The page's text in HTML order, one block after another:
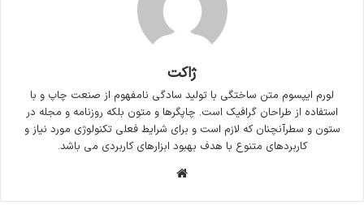
ژاکت
لورم ایپسوم متن ساختگی با تولید سادگی نامفهوم از صنعت چاپ و با
استفاده از طراحان گرافیک است. چاپگرها و متون بلکه روزنامه و مجله در
ستون و سطرآنچنان که لازم است و برای شرایط فعلی تکنولوژی مورد نیاز و
کاربردهای متنوع با هدف بهبود ابزارهای کاربردی می باشد.